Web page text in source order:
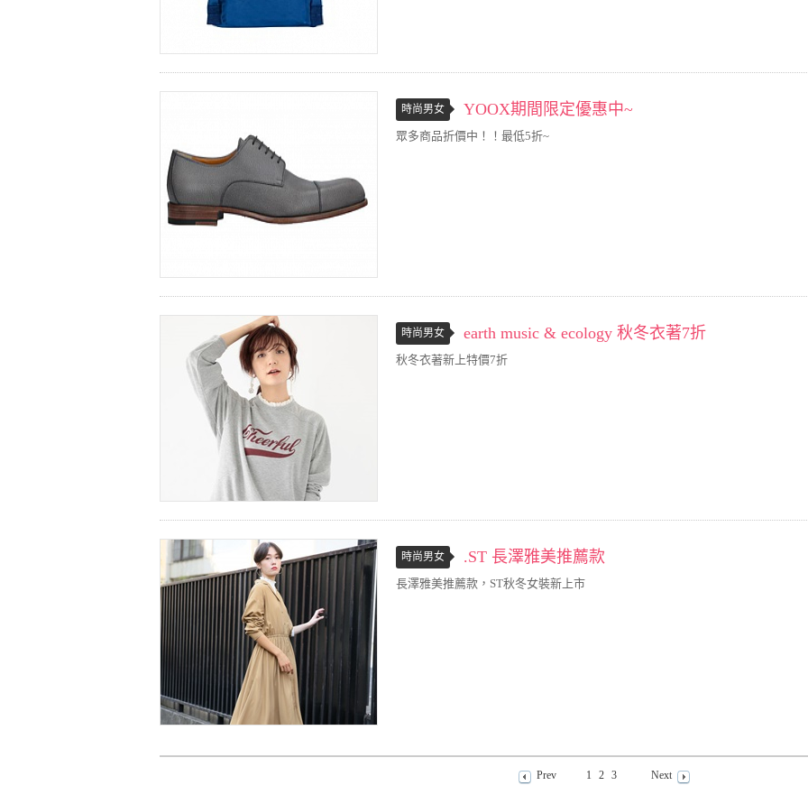
時尚男女 YOOX期間限定優惠中~
眾多商品折價中！！最低5折~
時尚男女 earth music & ecology 秋冬衣著7折
秋冬衣著新上特價7折
時尚男女 .ST 長澤雅美推薦款
長澤雅美推薦款，ST秋冬女裝新上市
Prev 1 2 3 Next